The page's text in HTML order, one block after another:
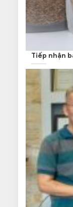
Tiếp nhận